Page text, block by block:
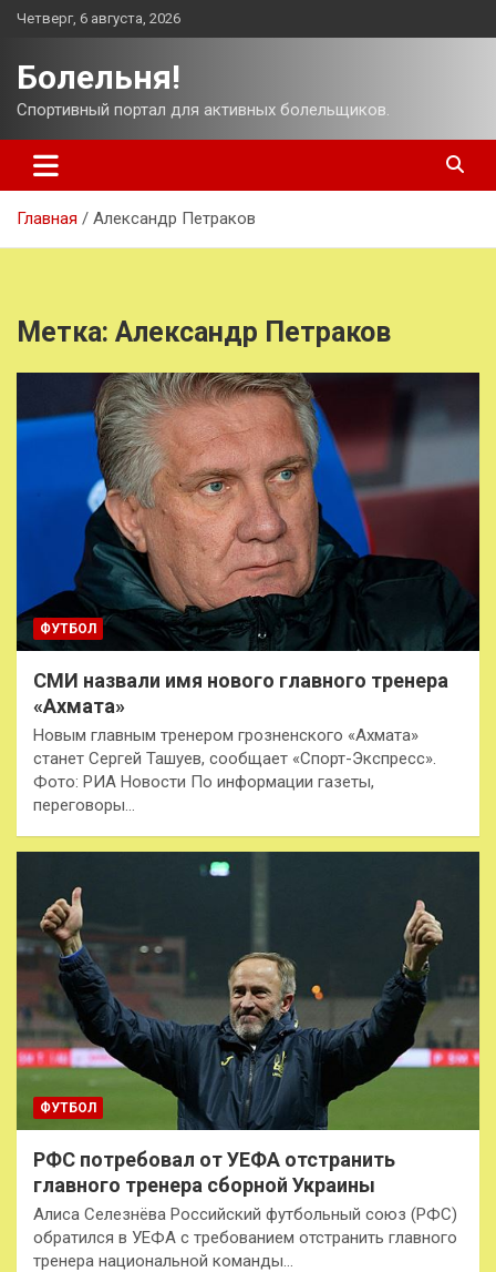
Перейти
Четверг, 6 августа, 2026
Болельня!
Спортивный портал для активных болельщиков.
Главная Александр Петраков
Метка: Александр Петраков
ФУТБОЛ
СМИ назвали имя нового главного тренера
«Ахмата»
Новым главным тренером грозненского «Ахмата»
станет Сергей Ташуев, сообщает «Спорт-Экспресс».
Фото: РИА Новости По информации газеты,
переговоры…
ФУТБОЛ
РФС потребовал от УЕФА отстранить
главного тренера сборной Украины
Алиса Селезнёва Российский футбольный союз (РФС)
обратился в УЕФА с требованием отстранить главного
тренера национальной команды…